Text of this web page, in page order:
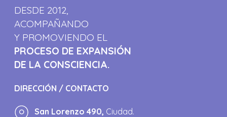
DESDE 2012,
ACOMPAÑANDO
Y PROMOVIENDO EL
PROCESO DE EXPANSIÓN
DE LA CONSCIENCIA.
DIRECCIÓN / CONTACTO
San Lorenzo 490, Ciudad.